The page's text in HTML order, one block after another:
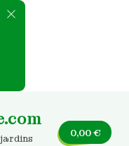
0,00€